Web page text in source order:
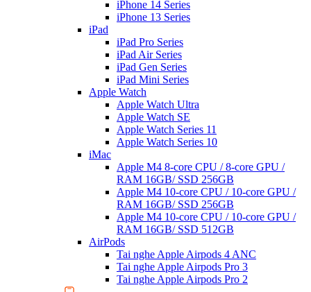
iPhone 14 Series
iPhone 13 Series
iPad
iPad Pro Series
iPad Air Series
iPad Gen Series
iPad Mini Series
Apple Watch
Apple Watch Ultra
Apple Watch SE
Apple Watch Series 11
Apple Watch Series 10
iMac
Apple M4 8-core CPU / 8-core GPU /
RAM 16GB/ SSD 256GB
Apple M4 10-core CPU / 10-core GPU /
RAM 16GB/ SSD 256GB
Apple M4 10-core CPU / 10-core GPU /
RAM 16GB/ SSD 512GB
AirPods
Tai nghe Apple Airpods 4 ANC
Tai nghe Apple Airpods Pro 3
Tai nghe Apple Airpods Pro 2